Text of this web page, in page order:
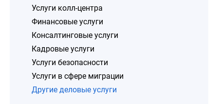
Услуги колл-центра
Финансовые услуги
Консалтинговые услуги
Кадровые услуги
Услуги безопасности
Услуги в сфере миграции
Другие деловые услуги